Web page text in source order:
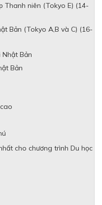
Thanh niên (Tokyo E) (14-
Bản (Tokyo A,B và C) (16-
Bản
Bản
cho chương trình Du học